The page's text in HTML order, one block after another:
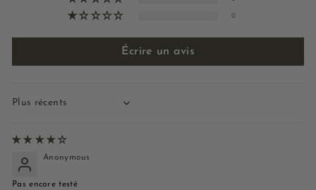
0
Écrire un avis
Sort by
Anonymous
Pas encore testé